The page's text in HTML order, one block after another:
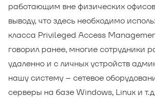
работающим вне физических
выводу, что здесь необходимо
класса Privileged Access
говорил ранее, многие сотрудники
удаленно и с личных устройств
нашу систему – сетевое
серверы на базе Windows, Linux и